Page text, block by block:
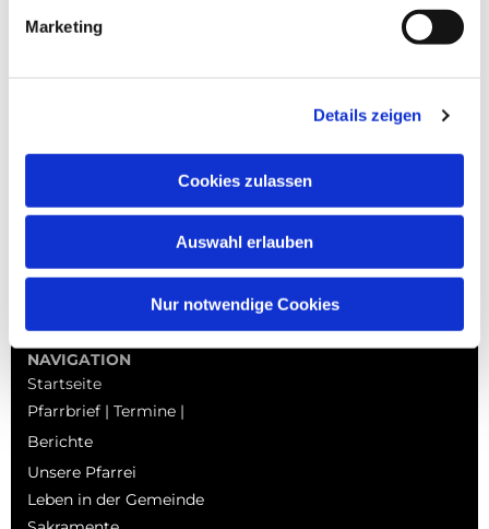
Marketing
Details zeigen
Cookies zulassen
Auswahl erlauben
Nur notwendige Cookies
NAVIGATION
Startseite
Pfarrbrief | Termine |
Berichte
Unsere Pfarrei
Leben in der Gemeinde